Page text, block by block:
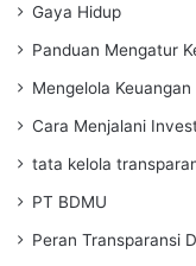
Gaya Hidup
Panduan Mengatur
Mengelola
Cara Menjalani
tata kelola
PT BDMU
Peran Transparansi